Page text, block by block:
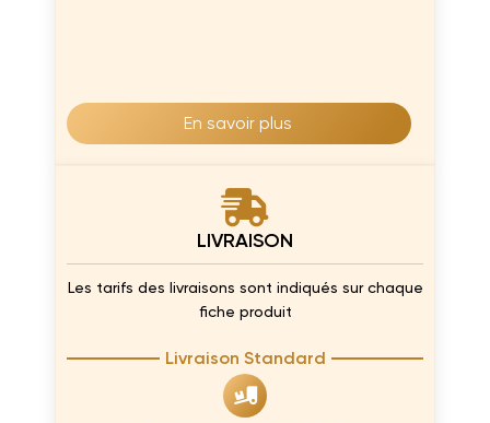
En savoir plus
LIVRAISON
Les tarifs des livraisons sont indiqués sur chaque
fiche produit
Livraison Standard